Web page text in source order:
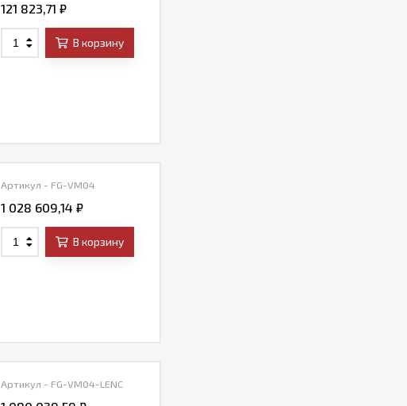
121 823,71 ₽
В корзину
Артикул - FG-VM04
1 028 609,14 ₽
В корзину
Артикул - FG-VM04-LENC